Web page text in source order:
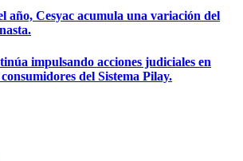
año, Cesyac acumula una variación del
impulsando acciones judiciales en
del Sistema Pilay.